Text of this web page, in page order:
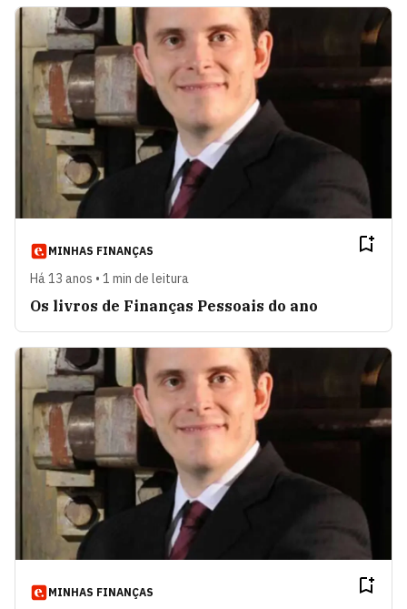
MINHAS FINANÇAS
Há 13 anos • 1 min de leitura
Os livros de Finanças Pessoais do ano
MINHAS FINANÇAS